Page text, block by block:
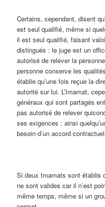
Certains, cependant, disent
est seul qualifié, même si
il est seul qualifié, faisant
distingués : le juge est un
autorisé de relever la
personne conserve les
établie qu’une fois reçue la
autorité sur lui. L’Imamat,
généraux qui sont partagés
pas autorisé de relever
ses exigences : ainsi
besoin d’un accord
Si deux Imamats sont établis
ne sont valides car il n’est
même temps, même si un